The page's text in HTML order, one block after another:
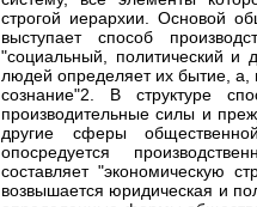
строгой иерархии. Основой
выступает способ
"социальный, политический
людей определяет их бытие, а,
сознание"2. В структуре
производительные силы и
другие сферы
опосредуется
составляет "экономическую
возвышается юридическая и